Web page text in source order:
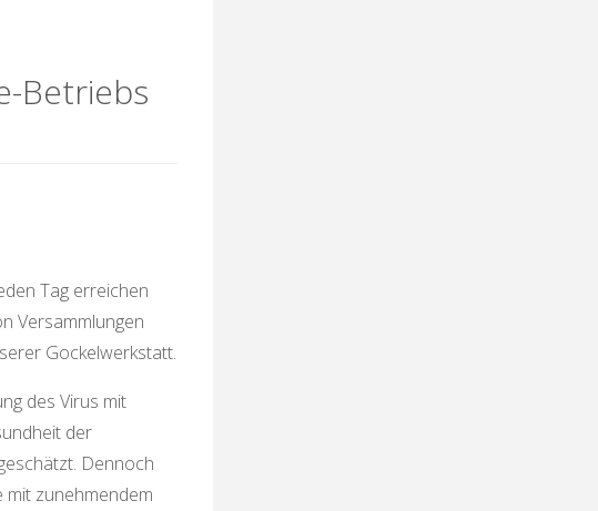
Betriebs
Tag erreichen
Versammlungen
Gockelwerkstatt.
des Virus mit
der
Dennoch
mit zunehmendem